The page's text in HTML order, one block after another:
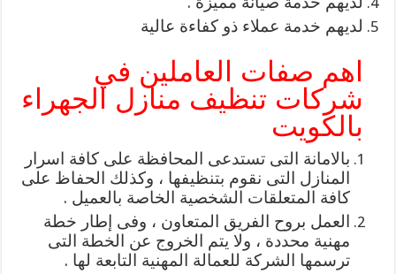
لديهم خدمة عملاء ذو كفاءة عالية
اهم صفات العاملين في
شركات تنظيف منازل الجهراء
بالكويت
بالامانة التى تستدعى المحافظة على كافة اسرار
المنازل التى نقوم بتنظيفها ، وكذلك الحفاظ على
كافة المتعلقات الشخصية الخاصة بالعميل .
العمل بروح الفريق المتعاون ، وفى إطار خطة
مهنية محددة ، ولا يتم الخروج عن الخطة التى
ترسمها الشركة للعمالة المهنية التابعة لها .